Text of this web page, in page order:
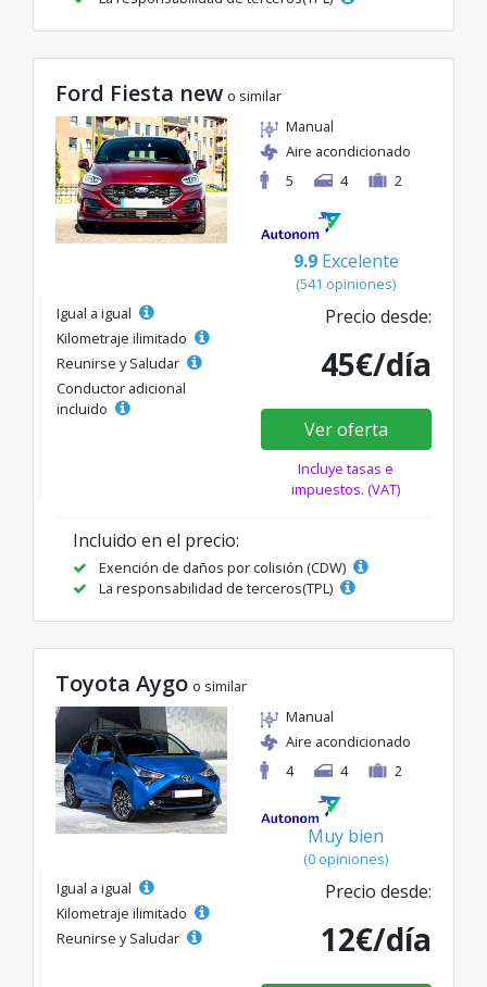
Ford Fiesta new o similar
Manual
Aire acondicionado
5
4 2
9.9 Excelente
(541 opiniones)
Igual a igual
Kilometraje ilimitado
Reunirse y Saludar
Conductor adicional
incluido
Precio desde:
45€/día
Ver oferta
Incluye tasas e
impuestos. (VAT)
Incluido en el precio:
Exención de daños por colisión (CDW)
La responsabilidad de terceros(TPL)
Toyota Aygo o similar
Manual
Aire acondicionado
4
4 2
Muy bien
(0 opiniones)
Igual a igual
Kilometraje ilimitado
Reunirse y Saludar
Precio desde:
12€/día